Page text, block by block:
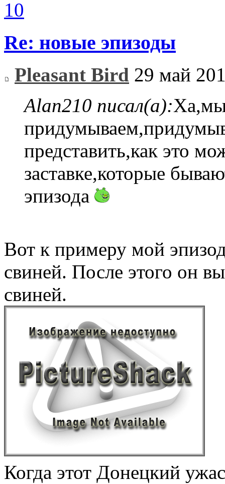
10
Re: новые эпизоды
Pleasant Bird 29 май
Alan210 писал(а):
представить,как это
заставке,которые
эпизода
Вот к примеру мой
свиней. После этого он
свиней.
Когда этот Донецкий